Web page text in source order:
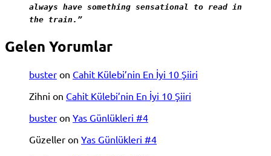
always have something sensational to read in
the train.”
Gelen Yorumlar
buster on Cahit Külebi’nin En İyi 10 Şiiri
Zihni on Cahit Külebi’nin En İyi 10 Şiiri
buster on Yas Günlükleri #4
Güzeller on Yas Günlükleri #4